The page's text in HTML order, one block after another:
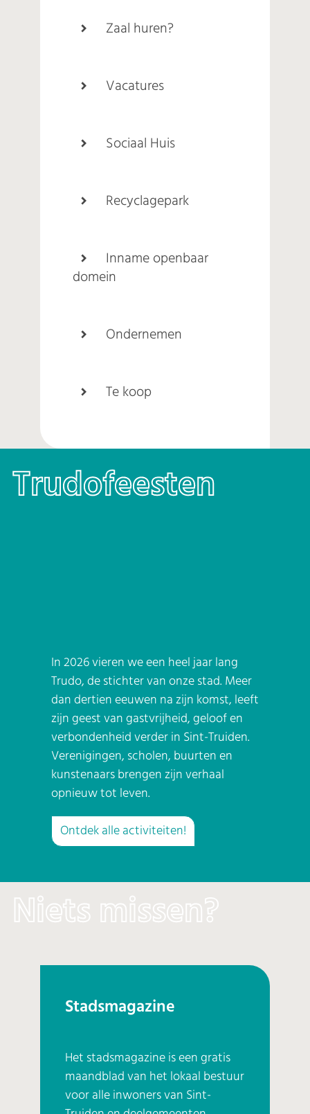
Zaal huren?
Vacatures
Sociaal Huis
Recyclagepark
Inname openbaar
domein
Ondernemen
Te koop
Trudofeesten
In 2026 vieren we een heel jaar lang
Trudo, de stichter van onze stad. Meer
dan dertien eeuwen na zijn komst, leeft
zijn geest van gastvrijheid, geloof en
verbondenheid verder in Sint-Truiden.
Verenigingen, scholen, buurten en
kunstenaars brengen zijn verhaal
opnieuw tot leven.
Ontdek alle activiteiten!
Niets missen?
Stadsmagazine
Het stadsmagazine is een gratis
maandblad van het lokaal bestuur
voor alle inwoners van Sint-